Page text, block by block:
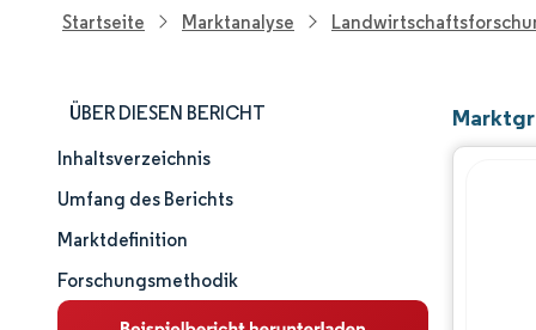
Startseite Marktanalyse
ÜBER DIESEN BERICHT
Marktgröße und -anteil
Marktanalyse
Trends und Einblicke
Inhaltsverzeichnis
Umfang des Berichts
Marktdefinition
Forschungsmethodik